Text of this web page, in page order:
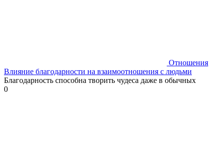
Отношения
Влияние благодарности на взаимоотношения с людьми
Благодарность способна творить чудеса даже в обычных
0